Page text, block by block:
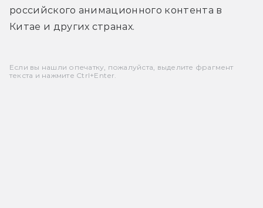
российского анимационного контента в
Китае и других странах.
Если вы нашли опечатку, пожалуйста, выделите фрагмент
текста и нажмите Ctrl+Enter.